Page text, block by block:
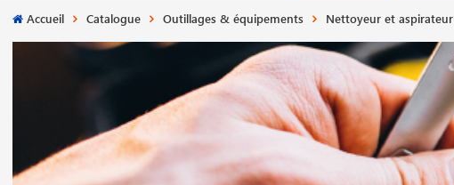
Accueil Catalogue Outillages & équipements Nettoyeur et aspirateur